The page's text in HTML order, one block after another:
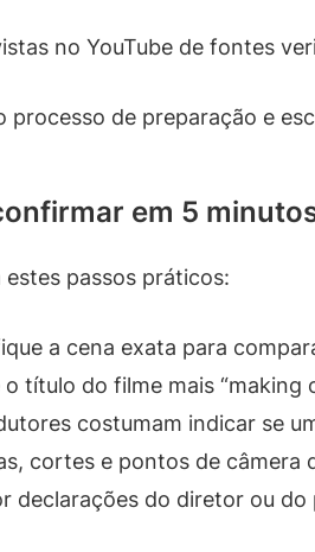
no YouTube de fontes
de preparação e
em 5
passos práticos:
a cena exata para
o título do filme mais “making
costumam indicar se
cortes e pontos de câmera
declarações do diretor ou